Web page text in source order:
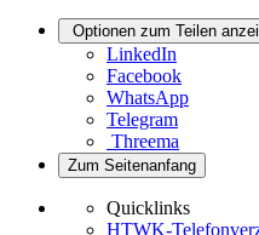
Optionen zum Teilen
LinkedIn
Facebook
WhatsApp
Telegram
Threema
Zum Seitenanfang
Quicklinks
HTWK-